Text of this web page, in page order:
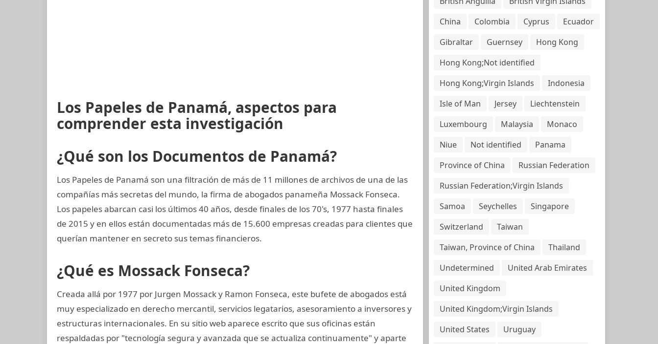
Los Papeles de Panamá, aspectos para
comprender esta investigación
¿Qué son los Documentos de Panamá?
Los Papeles de Panamá son una filtración de más de 11 millones de archivos de una de las
compañías más secretas del mundo, la firma de abogados panameña Mossack Fonseca.
Los papeles abarcan casi los últimos 40 años, desde finales de los 70's, 1977 hasta finales
de 2015 y en ellos están documentadas más de 15.600 empresas creadas para clientes que
querían mantener en secreto sus temas financieros.
¿Qué es Mossack Fonseca?
Creada allá por 1977 por Jurgen Mossack y Ramon Fonseca, este bufete de abogados está
muy especializado en derecho mercantil, servicios legatarios, asesoramiento a inversores y
estructuras internacionales. En su sitio web aparece escrito que sus oficinas están
respaldadas por "tecnología segura y avanzada que se actualiza continuamente" y aparte
China
Colombia Cyprus
Ecuador
Gibraltar
Guernsey
Hong Kong
Hong Kong;Not identified
Hong Kong;Virgin Islands
Indonesia
Isle of Man
Jersey
Liechtenstein
Luxembourg
Malaysia
Monaco
Niue
Not identified
Panama
Province of China
Russian Federation
Russian Federation;Virgin Islands
Samoa
Seychelles
Singapore
Switzerland
Taiwan
Taiwan, Province of China
Thailand
Undetermined
United Arab Emirates
United Kingdom
United Kingdom;Virgin Islands
United States
Uruguay